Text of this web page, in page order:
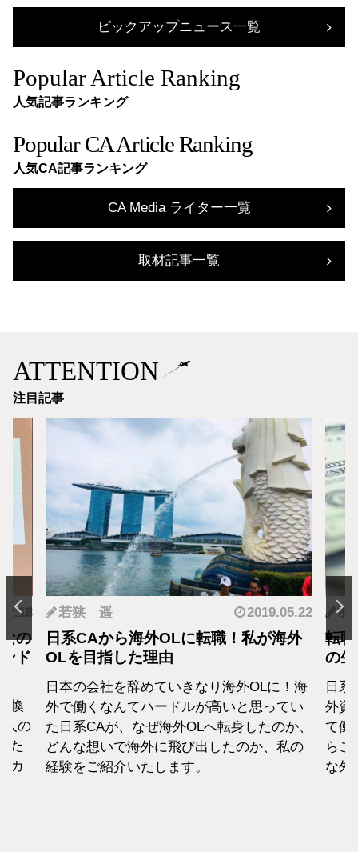
ピックアップニュース一覧
Popular Article Ranking
人気記事ランキング
Popular CA Article Ranking
人気CA記事ランキング
CA Media ライター一覧
取材記事一覧
ATTENTION
注目記事
外
てい
のか、
私の
羽蘭 2018.01.04
転職・社会人経験ありの外資系CA！そ
の生活設計はどうなってる？
日系エアラインと違い新卒での募集がない
外資系のエアラインは、すでに社会人とし
て働いた経験をもつCAがほぼすべて。だか
らこそ、それぞれの考えも違います。そん
な外資系CAのお金事情をお話します。